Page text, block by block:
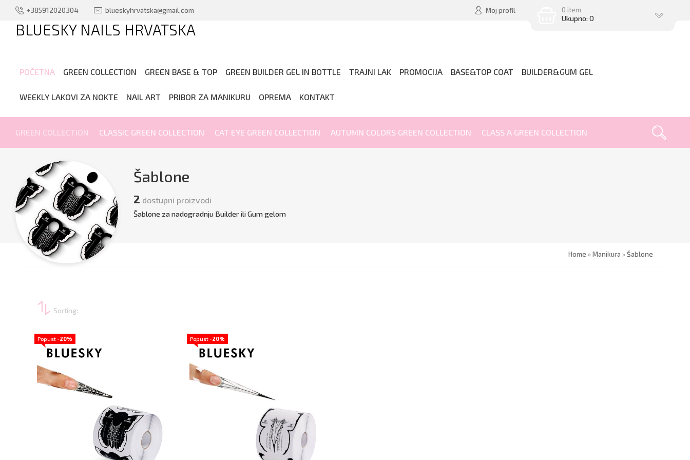
+385912020304 blueskyhrvatska@gmail.com Moj profil 0 item
Ukupno: 0
BLUESKY NAILS HRVATSKA
POČETNA GREEN COLLECTION GREEN BASE & TOP GREEN BUILDER GEL IN BOTTLE TRAJNI LAK PROMOCIJA BASE&TOP COAT BUILDER&GUM GEL
WEEKLY LAKOVI ZA NOKTE NAIL ART PRIBOR ZA MANIKURU OPREMA KONTAKT
GREEN COLLECTION CLASSIC GREEN COLLECTION CAT EYE GREEN COLLECTION AUTUMN COLORS GREEN COLLECTION CLASS A GREEN COLLECTION
Šablone
2 dostupni proizvodi
Šablone za nadogradnju Builder ili Gum gelom
Home »Manikura »Šablone
Sorting:
Popust -20% Popust -20%